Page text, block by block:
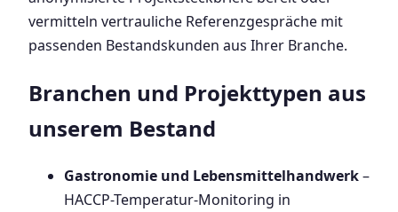
vermitteln vertrauliche Referenzgespräche mit
passenden Bestandskunden aus Ihrer Branche.
Branchen und Projekttypen aus
unserem Bestand
Gastronomie und Lebensmittelhandwerk–
HACCP-Temperatur-Monitoring in